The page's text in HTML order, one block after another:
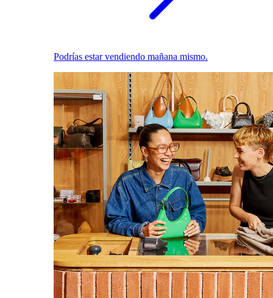
Podrías estar vendiendo mañana mismo.